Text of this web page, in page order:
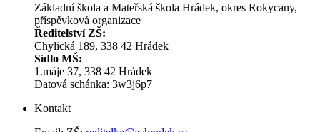
Základní škola a Mateřská škola Hrádek, okres Rokycany,
příspěvková organizace
Ředitelství ZŠ:
Chylická 189, 338 42 Hrádek
Sídlo MŠ:
1.máje 37, 338 42 Hrádek
Datová schánka: 3w3j6p7
Kontakt